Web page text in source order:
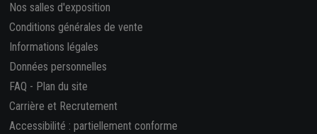
Nos salles d'exposition
Conditions générales de vente
Informations légales
Données personnelles
FAQ - Plan du site
Carrière et Recrutement
Accessibilité : partiellement conforme